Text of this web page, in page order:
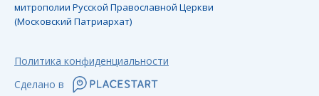
митрополии Русской Православной Церкви
(Московский Патриархат)
Политика конфиденциальности
Сделано в